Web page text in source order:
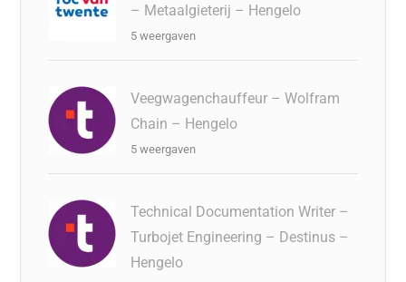
– Metaalgieterij – Hengelo
5 weergaven
Veegwagenchauffeur – Wolfram
Chain – Hengelo
5 weergaven
Technical Documentation Writer –
Turbojet Engineering – Destinus –
Hengelo